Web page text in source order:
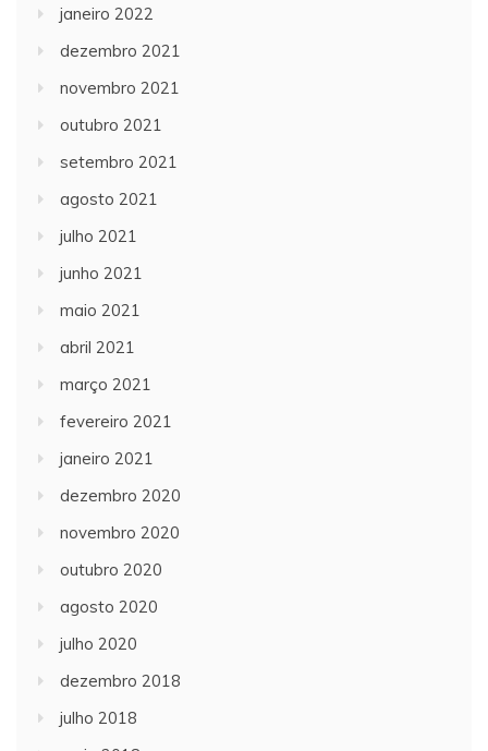
janeiro 2022
dezembro 2021
novembro 2021
outubro 2021
setembro 2021
agosto 2021
julho 2021
junho 2021
maio 2021
abril 2021
março 2021
fevereiro 2021
janeiro 2021
dezembro 2020
novembro 2020
outubro 2020
agosto 2020
julho 2020
dezembro 2018
julho 2018